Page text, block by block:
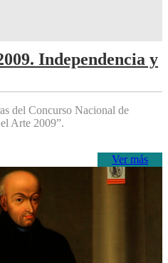
Independencia y
del Concurso Nacional de
Arte 2009”.
Ver más